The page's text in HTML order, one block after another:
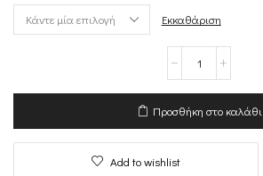
Εκκαθάριση
Ασύμμετρο
Φόρεμα
Reinvented
Suppleness
Προσθήκη στο καλάθι
Add to wishlist